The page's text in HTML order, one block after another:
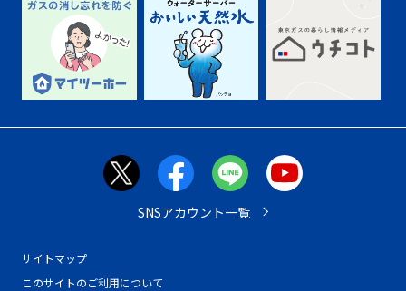
サイトマップ
このサイトのご利用について
SNSアカウント一覧